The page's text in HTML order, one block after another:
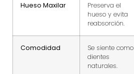
Hueso Maxilar
Preserva el
hueso y evita
reabsorción.
Comodidad
Se siente como
dientes
naturales.